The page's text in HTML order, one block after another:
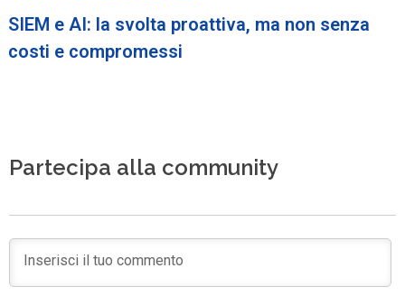
SIEM e AI: la svolta proattiva, ma non senza
costi e compromessi
Partecipa alla community